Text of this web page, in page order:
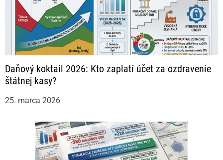
Daňový koktail 2026: Kto zaplatí účet za ozdravenie
štátnej kasy?
25. marca 2026